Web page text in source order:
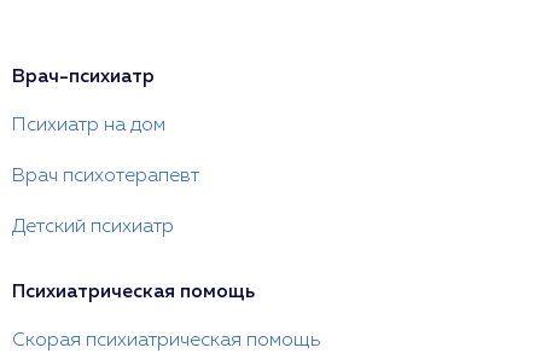
Врач-психиатр
Психиатр на дом
Врач психотерапевт
Детский психиатр
Психиатрическая помощь
Скорая психиатрическая помощь